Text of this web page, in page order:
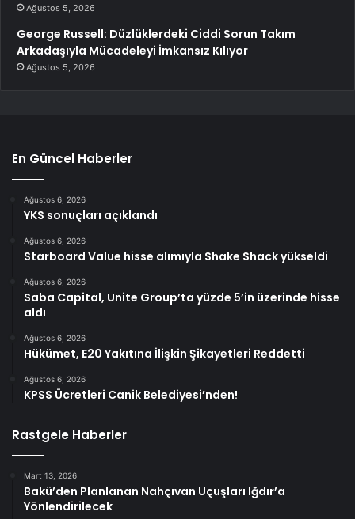
Ağustos 5, 2026
George Russell: Düzlüklerdeki Ciddi Sorun Takım
Arkadaşıyla Mücadeleyi İmkansız Kılıyor
Ağustos 5, 2026
En Güncel Haberler
Ağustos 6, 2026
YKS sonuçları açıklandı
Ağustos 6, 2026
Starboard Value hisse alımıyla Shake Shack yükseldi
Ağustos 6, 2026
Saba Capital, Unite Group’ta yüzde 5’in üzerinde hisse
aldı
Ağustos 6, 2026
Hükümet, E20 Yakıtına İlişkin Şikayetleri Reddetti
Ağustos 6, 2026
KPSS Ücretleri Canik Belediyesi’nden!
Rastgele Haberler
Mart 13, 2026
Bakü’den Planlanan Nahçıvan Uçuşları Iğdır’a
Yönlendirilecek